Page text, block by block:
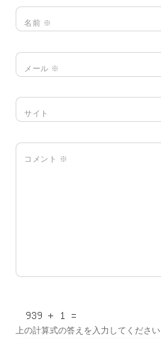
名前 ※
メール ※
サイト
コメント ※
上の計算式の答えを入力してください